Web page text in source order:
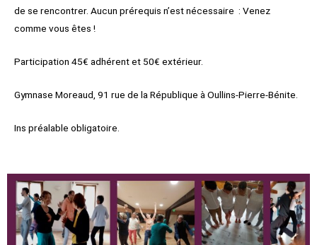
de se rencontrer. Aucun prérequis n’est nécessaire : Venez
comme vous êtes !
Participation 45€ adhérent et 50€ extérieur.
Gymnase Moreaud, 91 rue de la République à Oullins-Pierre-Bénite.
Ins préalable obligatoire.